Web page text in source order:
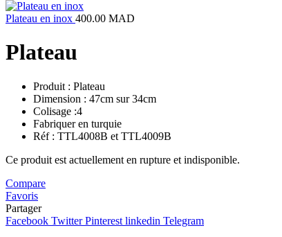
Plateau en inox 400.00 MAD
Plateau
Produit : Plateau
Dimension : 47cm sur 34cm
Colisage :4
Fabriquer en turquie
Réf : TTL4008B et TTL4009B
Ce produit est actuellement en rupture et indisponible.
Compare
Favoris
Partager
Facebook Twitter Pinterest linkedin Telegram